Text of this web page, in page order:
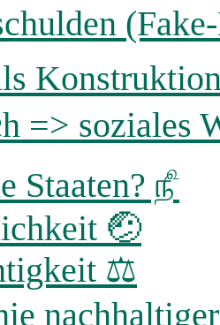
=> soziales
Staaten? ௺
🤕
⚖